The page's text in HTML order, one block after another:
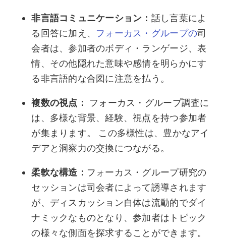
非言語コミュニケーション： 話し言葉によ
る回答に加え、 フォーカス・グループの司
会者は、参加者のボディ・ランゲージ、表
情、その他隠れた意味や感情を明らかにす
る非言語的な合図に注意を払う。
複数の視点： フォーカス・グループ調査に
は、多様な背景、経験、視点を持つ参加者
が集まります。 この多様性は、豊かなアイ
デアと洞察力の交換につながる。
柔軟な構造： フォーカス・グループ研究の
セッションは司会者によって誘導されます
が、ディスカッション自体は流動的でダイ
ナミックなものとなり、参加者はトピック
の様々な側面を探求することができます。